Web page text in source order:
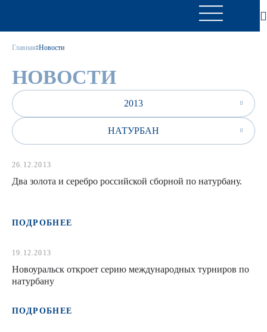
Главная Новости
НОВОСТИ
2013
НАТУРБАН
26.12.2013
Два золота и серебро российской сборной по натурбану.
ПОДРОБНЕЕ
19.12.2013
Новоуральск откроет серию международных турниров по
натурбану
ПОДРОБНЕЕ